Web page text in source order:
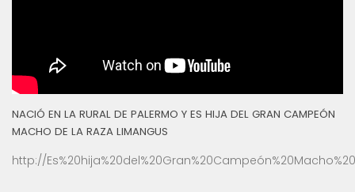
NACIÓ EN LA RURAL DE PALERMO Y ES HIJA DEL GRAN CAMPEÓN
MACHO DE LA RAZA LIMANGUS
http://